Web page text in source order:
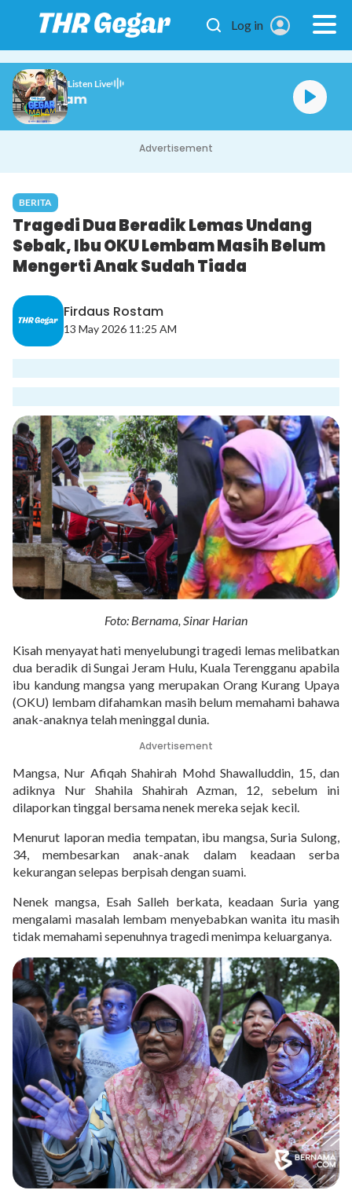
Log in
Listen Live
Gegar Malam
Advertisement
BERITA
Tragedi Dua Beradik Lemas Undang
Sebak, Ibu OKU Lembam Masih Belum
Mengerti Anak Sudah Tiada
Firdaus Rostam
13 May 2026 11:25 AM
Foto: Bernama, Sinar Harian
Kisah menyayat hati menyelubungi tragedi lemas melibatkan
dua beradik di Sungai Jeram Hulu, Kuala Terengganu apabila
ibu kandung mangsa yang merupakan Orang Kurang Upaya
(OKU) lembam difahamkan masih belum memahami bahawa
anak-anaknya telah meninggal dunia.
Advertisement
Mangsa, Nur Afiqah Shahirah Mohd Shawalluddin, 15, dan
adiknya Nur Shahila Shahirah Azman, 12, sebelum ini
dilaporkan tinggal bersama nenek mereka sejak kecil.
Menurut laporan media tempatan, ibu mangsa, Suria Sulong,
34, membesarkan anak-anak dalam keadaan serba
kekurangan selepas berpisah dengan suami.
Nenek mangsa, Esah Salleh berkata, keadaan Suria yang
mengalami masalah lembam menyebabkan wanita itu masih
tidak memahami sepenuhnya tragedi menimpa keluarganya.